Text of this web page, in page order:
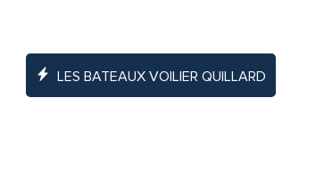
LES BATEAUX VOILIER QUILLARD